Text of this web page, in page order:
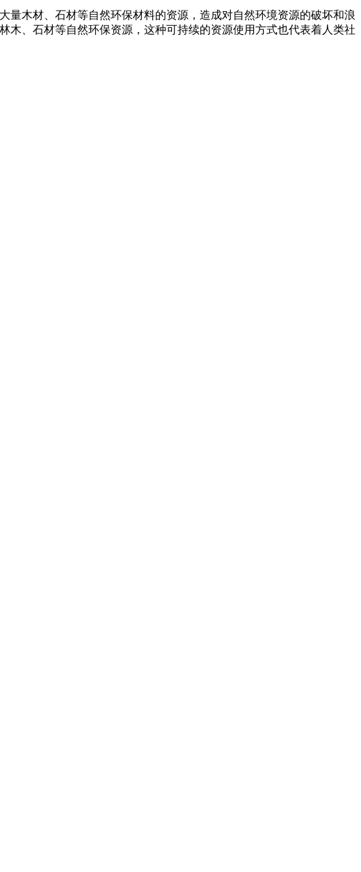
木材、石材等自然环保材料的资源，造成对自然环境资源的破坏和浪
、石材等自然环保资源，这种可持续的资源使用方式也代表着人类社